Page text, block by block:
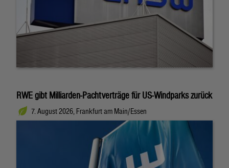
RWE gibt Milliarden-Pachtverträge für US-Windparks zurück
7. August 2026, Frankfurt am Main/Essen